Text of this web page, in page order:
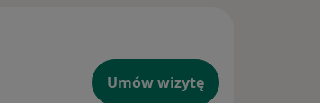
Umów wizytę